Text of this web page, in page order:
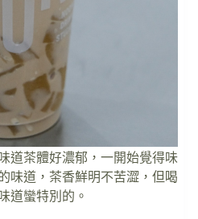
道茶體好濃郁，一開始覺得味
味道，茶香鮮明不苦澀，但喝
道蠻特別的。